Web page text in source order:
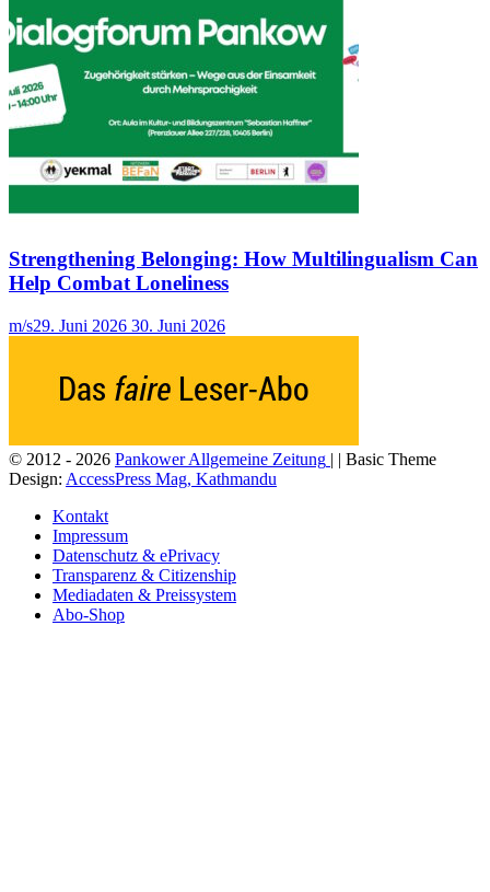
Strengthening Belonging: How Multilingualism Can
Help Combat Loneliness
m/s29. Juni 2026 30. Juni 2026
© 2012 - 2026 Pankower Allgemeine Zeitung | | Basic Theme
Design: AccessPress Mag, Kathmandu
Kontakt
Impressum
Datenschutz & ePrivacy
Transparenz & Citizenship
Mediadaten & Preissystem
Abo-Shop